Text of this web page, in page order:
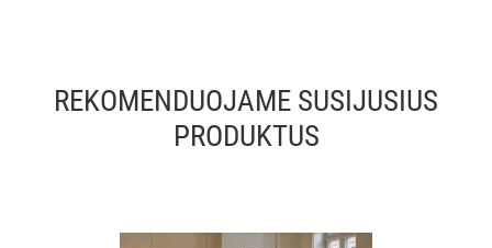
REKOMENDUOJAME SUSIJUSIUS
PRODUKTUS